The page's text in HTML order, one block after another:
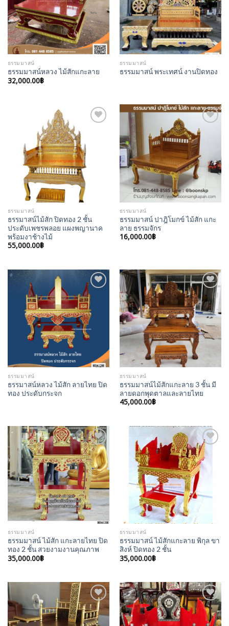
ธรรมมาสน์
ธรรมมาสน์หลวง ไม้สักแกะลาย
32,000.00฿
ธรรมมาสน์
ธรรมมาสน์ พระเทศน์ งานปิดทอง
ธรรมมาสน์
ธรรมาสน์ไม้สัก ปิดทอง 2 ชั้น
ประดับเพชรพลอย แผงพญานาค
พร้อมงาช้างไม้
55,000.00฿
Add to
Wishlist
ธรรมมาสน์
ธรรมมาสน์ ปาฎิโมกข์ ไม้สัก แกะ
ลาย ธรรมจักร
16,000.00฿
Add to
Wishlist
ธรรมมาสน์
ธรรมาสน์หลวง ไม้สัก ลายไทย ปิด
ทอง ประดับกระจก
Add to
Wishlist
ธรรมมาสน์
ธรรมมาสน์ไม้สักแกะลาย 3 ชั้น มี
ลายดอกพุดตาลและลายไทย
45,000.00฿
Add to
Wishlist
ธรรมมาสน์
ธรรมมาสน์ ไม้สัก แกะลายไทย ปิด
ทอง 2 ชั้น สวยงามงานคุณภาพ
35,000.00฿
Add to
Wishlist
ธรรมมาสน์
ธรรมมาสน์ ไม้สักแกะลาย พิกุล ขา
สิงห์ ปิดทอง 2 ชั้น
35,000.00฿
Add to
Wishlist
Add to
Wishlist